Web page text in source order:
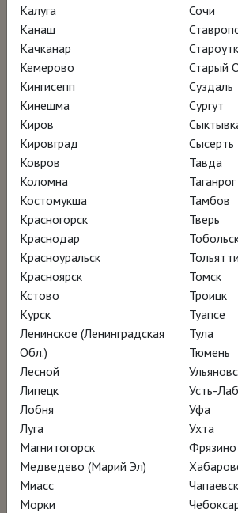
НАГРАДЫ
Кинофестиваль Doc NYC –
программы
Международный
– участник программы
Смотреть онлайн за 370 ₽
Калуга
Канаш
Качканар
Кемерово
Кингисепп
Кинешма
Киров
Кировград
Ковров
Коломна
Костомукша
Красногорск
Краснодар
Красноуральск
Красноярск
Кстово
Курск
Ленинское (Ленинградская
Обл.)
Лесной
Липецк
Лобня
Луга
Магнитогорск
Медведево (Марий Эл)
Миасс
Морки
Сочи
Старый
Суздаль
Сургут
Сысерть
Тавда
Таганрог
Тамбов
Тверь
Тольятти
Томск
Троицк
Туапсе
Тула
Тюмень
Усть-
Уфа
Ухта
Фрязино
Чапаевск